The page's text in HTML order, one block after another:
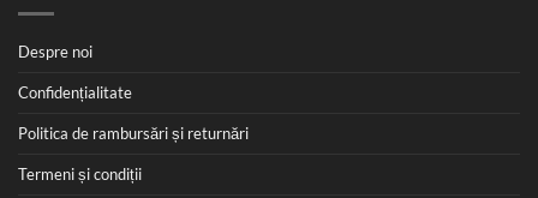
Despre noi
Confidențialitate
Politica de rambursări și returnări
Termeni și condiții